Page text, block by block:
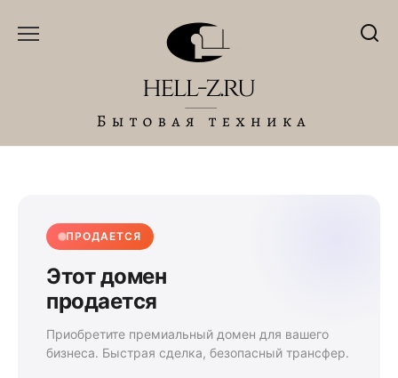
ПРОДАЕТСЯ
Этот домен
продается
Приобретите премиальный домен для вашего
бизнеса. Быстрая сделка, безопасный трансфер.